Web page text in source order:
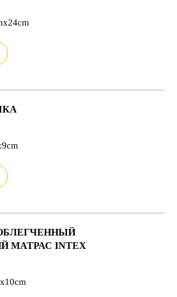
МАТРАС INTEX